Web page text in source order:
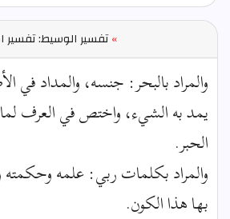
»تفسير الوسيط: تفسير
والمراد بالبحر: جنسه، والمداد في
يمد به الشيء، واختص في العرف لما
الحبر.
والمراد بكلمات ربي: علمه وحكمته
بها هذا الكون.